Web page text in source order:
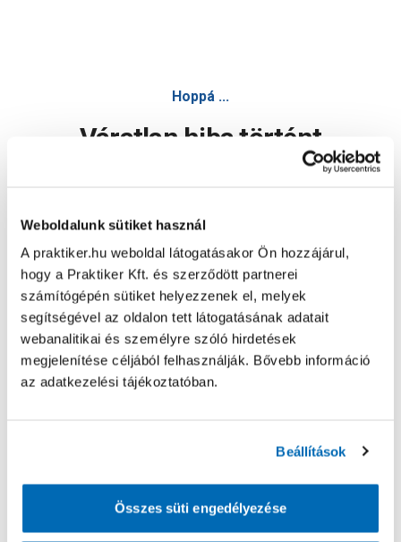
Weboldalunk sütiket használ
A praktiker.hu weboldal látogatásakor Ön hozzájárul,
hogy a Praktiker Kft. és szerződött partnerei
számítógépén sütiket helyezzenek el, melyek
segítségével az oldalon tett látogatásának adatait
webanalitikai és személyre szóló hirdetések
megjelenítése céljából felhasználják. Bővebb információ
az adatkezelési tájékoztatóban.
Beállítások
Összes süti engedélyezése
Hoppá ...
Váratlan hiba történt
Oldal újratöltése